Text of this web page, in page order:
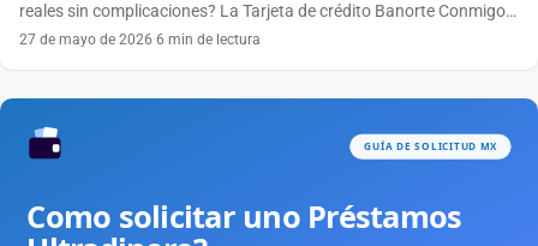
reales sin complicaciones? La Tarjeta de crédito Banorte Conmigo
se ha convertido en una excelente opción para quienes buscan
27 de mayo de 2026·6 min de lectura